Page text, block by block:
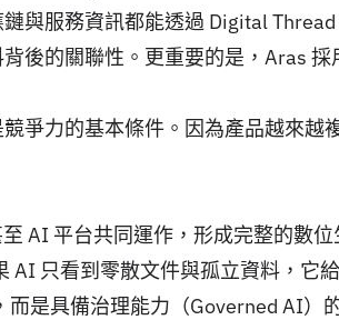
與服務資訊都能透過 Digital
後的關聯性。更重要的是，Aras
爭力的基本條件。因為產品越來
AI 平台共同運作，形成完整的數
只看到零散文件與孤立資料，它
是具備治理能力（Governed AI）